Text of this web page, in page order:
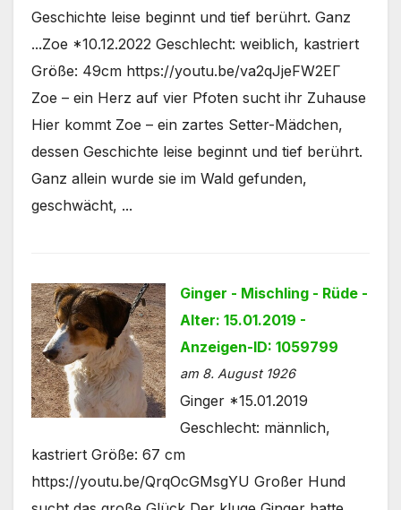
Geschichte leise beginnt und tief berührt. Ganz
...Zoe *10.12.2022 Geschlecht: weiblich, kastriert
Größe: 49cm https://youtu.be/va2qJjeFW2EΓ
Zoe – ein Herz auf vier Pfoten sucht ihr Zuhause
Hier kommt Zoe – ein zartes Setter-Mädchen,
dessen Geschichte leise beginnt und tief berührt.
Ganz allein wurde sie im Wald gefunden,
geschwächt, ...
Ginger - Mischling - Rüde -
Alter: 15.01.2019 -
Anzeigen-ID: 1059799
am 8. August 1926
Ginger *15.01.2019
Geschlecht: männlich,
kastriert Größe: 67 cm
https://youtu.be/QrqOcGMsgYU Großer Hund